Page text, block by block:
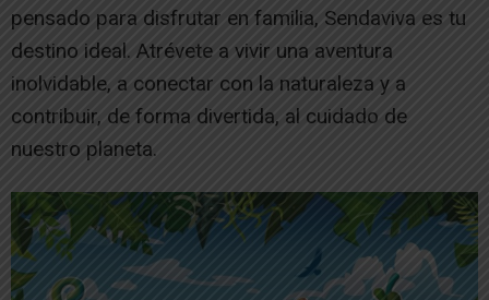
pensado para disfrutar en familia, Sendaviva es tu
destino ideal. Atrévete a vivir una aventura
inolvidable, a conectar con la naturaleza y a
contribuir, de forma divertida, al cuidado de
nuestro planeta.